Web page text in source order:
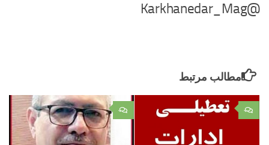
@Karkhanedar_Mag
مطالب مرتبط
۰ ۰